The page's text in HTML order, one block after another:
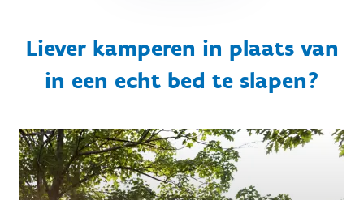
Liever kamperen in plaats van
in een echt bed te slapen?